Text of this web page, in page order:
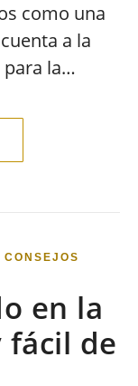
como una
a la
para la…
CONSEJOS
en la
fácil de